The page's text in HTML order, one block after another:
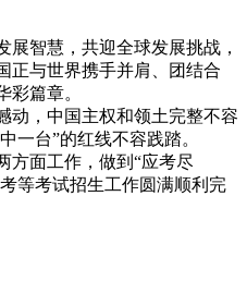
智慧，共迎全球发展挑战，
正与世界携手并肩、团结合
彩篇章。
动，中国主权和领土完整不容
一台”的红线不容践踏。
方面工作，做到“应考尽
等考试招生工作圆满顺利完